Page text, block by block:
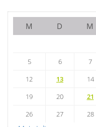
M D M
5
6 7
12
13 14
19
20 21
26
27 28